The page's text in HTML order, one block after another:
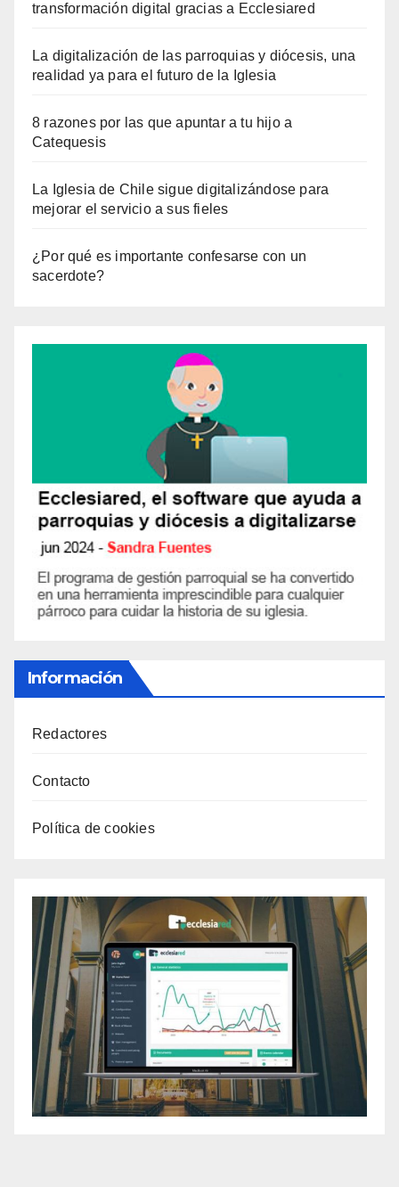
transformación digital gracias a Ecclesiared
La digitalización de las parroquias y diócesis, una
realidad ya para el futuro de la Iglesia
8 razones por las que apuntar a tu hijo a
Catequesis
La Iglesia de Chile sigue digitalizándose para
mejorar el servicio a sus fieles
¿Por qué es importante confesarse con un
sacerdote?
Información
Redactores
Contacto
Política de cookies